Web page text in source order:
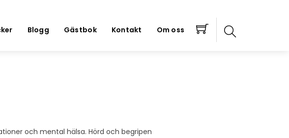
Blogg Gästbok Kontakt Om oss
och mental hälsa. Hörd och begripen